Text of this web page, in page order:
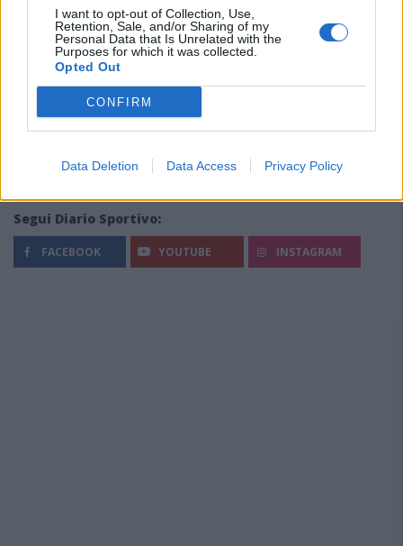
I want to opt-out of Collection, Use,
Retention, Sale, and/or Sharing of my
Personal Data that Is Unrelated with the
Purposes for which it was collected.
Opted Out
CONFIRM
Data Deletion Data Access Privacy Policy
Segui Diario Sportivo:
FACEBOOK YOUTUBE INSTAGRAM